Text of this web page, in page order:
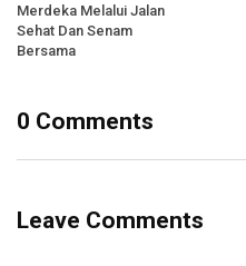
Merdeka Melalui Jalan
Sehat Dan Senam
Bersama
0 Comments
Leave Comments